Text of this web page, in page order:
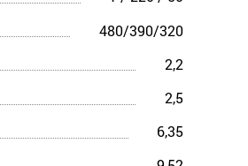
480/390/320
2,2
2,5
6,35